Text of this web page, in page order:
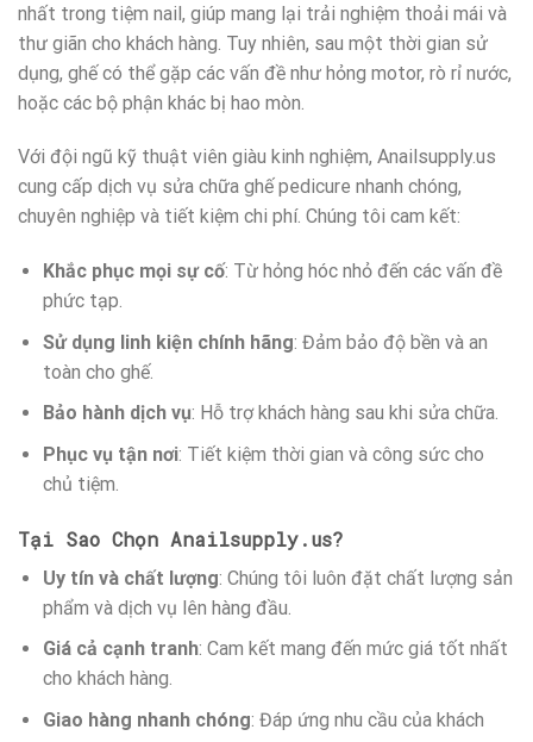
nhất trong tiệm nail, giúp mang lại trải nghiệm thoải mái và
thư giãn cho khách hàng. Tuy nhiên, sau một thời gian sử
dụng, ghế có thể gặp các vấn đề như hỏng motor, rò rỉ nước,
hoặc các bộ phận khác bị hao mòn.
Với đội ngũ kỹ thuật viên giàu kinh nghiệm, Anailsupply.us
cung cấp dịch vụ sửa chữa ghế pedicure nhanh chóng,
chuyên nghiệp và tiết kiệm chi phí. Chúng tôi cam kết:
Khắc phục mọi sự cố: Từ hỏng hóc nhỏ đến các vấn đề
phức tạp.
Sử dụng linh kiện chính hãng: Đảm bảo độ bền và an
toàn cho ghế.
Bảo hành dịch vụ: Hỗ trợ khách hàng sau khi sửa chữa.
Phục vụ tận nơi: Tiết kiệm thời gian và công sức cho
chủ tiệm.
Tại Sao Chọn Anailsupply.us?
Uy tín và chất lượng: Chúng tôi luôn đặt chất lượng sản
phẩm và dịch vụ lên hàng đầu.
Giá cả cạnh tranh: Cam kết mang đến mức giá tốt nhất
cho khách hàng.
Giao hàng nhanh chóng: Đáp ứng nhu cầu của khách